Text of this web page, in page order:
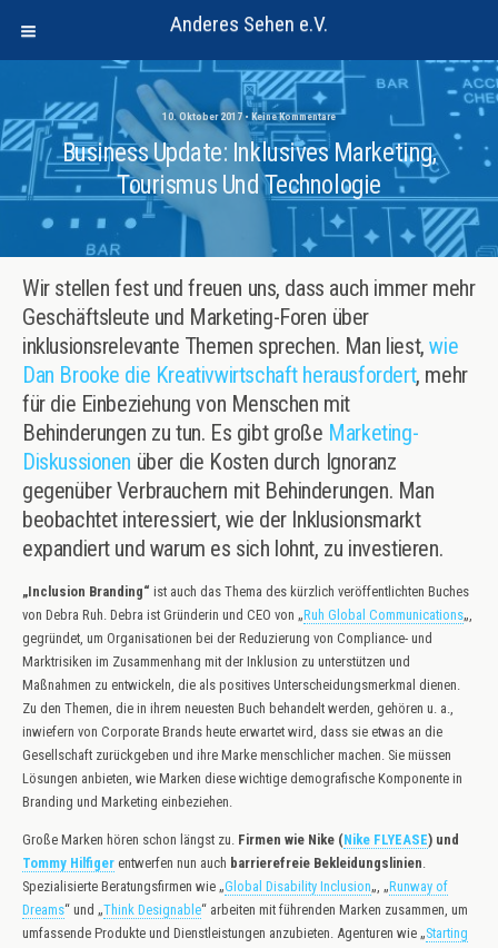
Anderes Sehen e.V.
10. Oktober 2017 • Keine Kommentare
Business Update: Inklusives Marketing,
Tourismus Und Technologie
Wir stellen fest und freuen uns, dass auch immer mehr
Geschäftsleute und Marketing-Foren über
inklusionsrelevante Themen sprechen. Man liest,wie
Dan Brooke die Kreativwirtschaft herausfordert, mehr
für die Einbeziehung von Menschen mit
Behinderungen zu tun. Es gibt große Marketing-
Diskussionen über die Kosten durch Ignoranz
gegenüber Verbrauchern mit Behinderungen. Man
beobachtet interessiert, wie der Inklusionsmarkt
expandiert und warum es sich lohnt, zu investieren.
„Inclusion Branding“ ist auch das Thema des kürzlich veröffentlichten Buches
von Debra Ruh. Debra ist Gründerin und CEO von „Ruh Global Communications„,
gegründet, um Organisationen bei der Reduzierung von Compliance- und
Marktrisiken im Zusammenhang mit der Inklusion zu unterstützen und
Maßnahmen zu entwickeln, die als positives Unterscheidungsmerkmal dienen.
Zu den Themen, die in ihrem neuesten Buch behandelt werden, gehören u. a.,
inwiefern von Corporate Brands heute erwartet wird, dass sie etwas an die
Gesellschaft zurückgeben und ihre Marke menschlicher machen. Sie müssen
Lösungen anbieten, wie Marken diese wichtige demografische Komponente in
Branding und Marketing einbeziehen.
Große Marken hören schon längst zu. Firmen wie Nike (Nike FLYEASE) und
Tommy Hilfiger entwerfen nun auch barrierefreie Bekleidungslinien
Spezialisierte Beratungsfirmen wie „Global Disability Inclusion„, „Runway of
Dreams“ und „Think Designable“ arbeiten mit führenden Marken zusammen, um
umfassende Produkte und Dienstleistungen anzubieten. Agenturen wie „Starting